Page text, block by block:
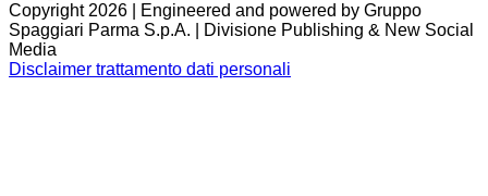
Copyright 2026 | Engineered and powered by Gruppo
Spaggiari Parma S.p.A. | Divisione Publishing & New Social
Media
Disclaimer trattamento dati personali